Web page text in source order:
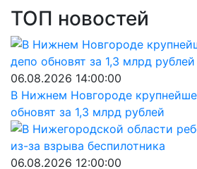
ТОП новостей
06.08.2026 14:00:00
В Нижнем Новгороде
обновят за 1,3 млрд рублей
06.08.2026 12:00:00